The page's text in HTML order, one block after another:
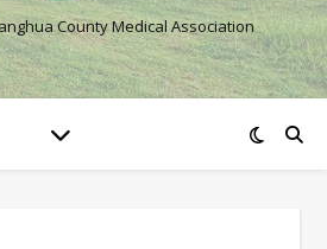
County Medical Association